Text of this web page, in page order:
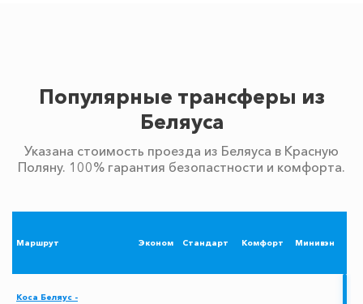
Популярные трансферы из
Беляуса
Указана стоимость проезда из Беляуса в Красную
Поляну. 100% гарантия безопастности и комфорта.
Маршрут Эконом Стандарт Комфорт Минивэн
Коса Беляус -